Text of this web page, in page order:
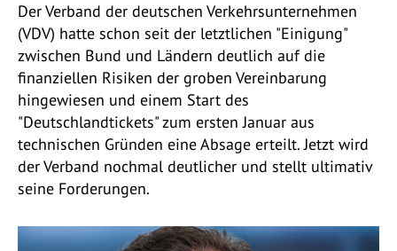
Der Verband der deutschen Verkehrsunternehmen
(VDV) hatte schon seit der letztlichen "Einigung"
zwischen Bund und Ländern deutlich auf die
finanziellen Risiken der groben Vereinbarung
hingewiesen und einem Start des
"Deutschlandtickets" zum ersten Januar aus
technischen Gründen eine Absage erteilt. Jetzt wird
der Verband nochmal deutlicher und stellt ultimativ
seine Forderungen.